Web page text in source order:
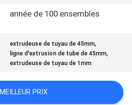
année de 100 ensembles
extrudeuse de tuyau de 45mm,
ligne d'extrusion de tube de 45mm,
extrudeuse de tuyau de 1mm
MEILLEUR PRIX